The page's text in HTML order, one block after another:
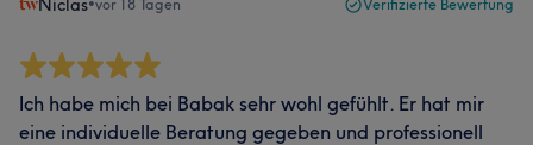
Niclas•vor 18 Tagen Verifizierte Bewertung
Ich habe mich bei Babak sehr wohl gefühlt. Er hat mir
eine individuelle Beratung gegeben und professionell